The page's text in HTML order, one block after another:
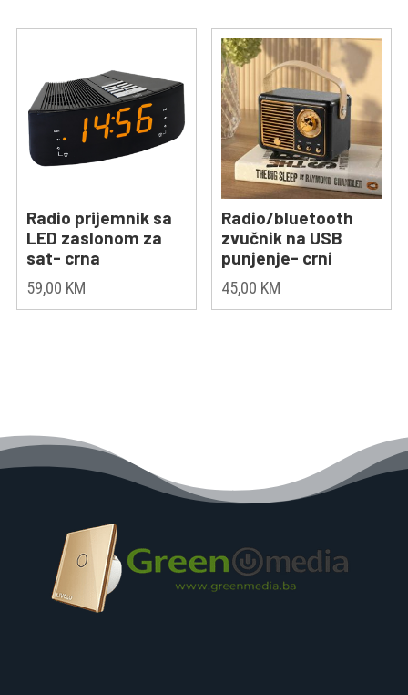
Radio prijemnik sa
LED zaslonom za
sat- crna
59,00 KM
Radio/bluetooth
zvučnik na USB
punjenje- crni
45,00 KM